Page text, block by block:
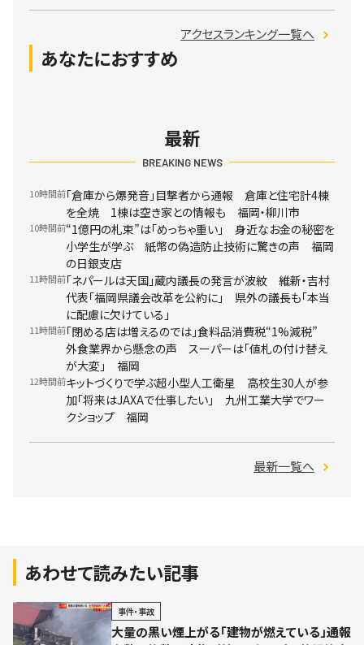
アクセスランキング一覧へ
あなたにおすすめ
最新
BREAKING NEWS
10時間前「倉庫から爆発音」目撃者から通報 倉庫と住宅計4棟
を全焼 1棟は空き家との情報も 福岡・柳川市
10時間前“1億円の札束”は「めっちゃ重い」 身近なお金の秘密を
小学生が学ぶ 紙幣の偽造防止技術に驚きの声 福岡
の日銀支店
11時間前「ネパールは天国」蔵内議長の発言が波紋 維新・吉村
代表「福岡県議会改革を公約に」 県外の議長も「本当
に配慮に欠けている」
11時間前「閉める店は増えるのでは」食料品消費税“1%減税”
外食業界から懸念の声 スーパーは「値札の付け替え
が大変」 福岡
12時間前キットづくりで学ぶ超小型人工衛星 高校生30人が参
加「将来はJAXAで仕事したい」 九州工業大学でワー
クショップ 福岡
最新一覧へ
あわせて読みたい記事
事件・事故
大量の黒い煙上がる「建物が燃えている」通報